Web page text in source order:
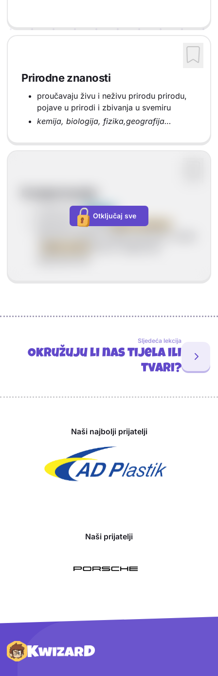
Prirodne znanosti
proučavaju živu i neživu prirodu prirodu,
pojave u prirodi i zbivanja u svemiru
kemija, biologija, fizika,geografija…
razvila se izalkemije
alkemičari su tražilikamen mudraca
Otključaj sve
Sljedeća lekcija
Okružuju li nas tijela ili
tvari?
Naši najbolji prijatelji
Naši prijatelji